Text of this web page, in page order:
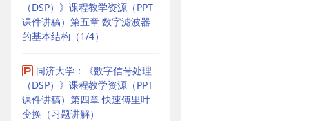
（DSP）》课程教学资源（PPT
课件讲稿）第五章 数字滤波器
的基本结构（1/4）
同济大学：《数字信号处理
（DSP）》课程教学资源（PPT
课件讲稿）第四章 快速傅里叶
变换（习题讲解）